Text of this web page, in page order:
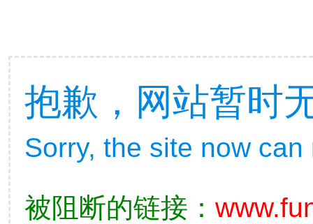
抱歉，网站暂时
Sorry, the site now
被阻断的链接：